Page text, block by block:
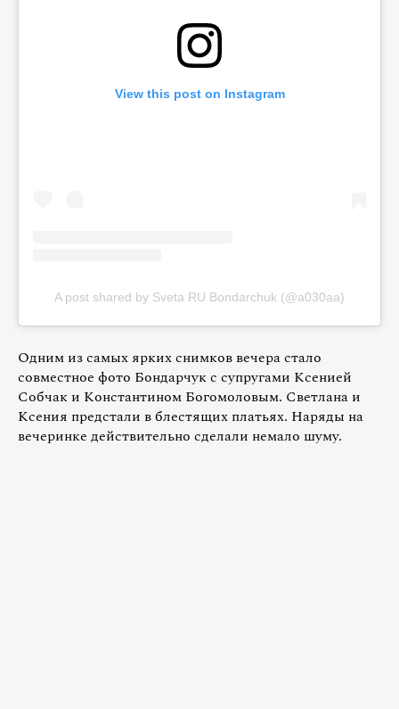
View this post on Instagram
A post shared by Sveta RU Bondarchuk (@a030aa)
Одним из самых ярких снимков вечера стало
совместное фото Бондарчук с супругами Ксенией
Собчак и Константином Богомоловым. Светлана и
Ксения предстали в блестящих платьях. Наряды на
вечеринке действительно сделали немало шуму.